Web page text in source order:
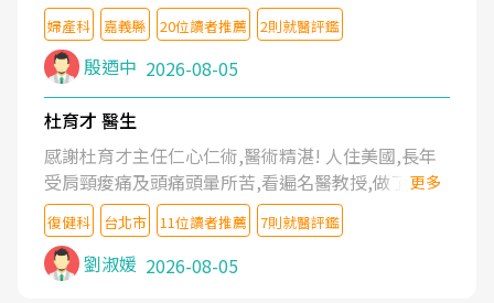
婦產科 嘉義縣 20位讀者推薦 2則就醫評鑑
殷迺中 2026-08-05
杜育才 醫生
感謝杜育才主任仁心仁術,醫術精湛! 人住美國,長年
受肩頸痠痛及頭痛頭暈所苦,看遍名醫教授,做了各種
檢查,也嘗試過西醫打針,中醫針灸及物理徒手治療都
沒有用,後來連吃到嗎啡類止痛藥都效果有限,只是壓
症狀,沒多久就痛起來,多年失眠嚴重影響生活品質.
台灣親友介紹忠孝醫院杜育才主任是頸頭症候群專
更多
復健科 台北市 11位讀者推薦 7則就醫評鑑
劉淑媛 2026-08-05